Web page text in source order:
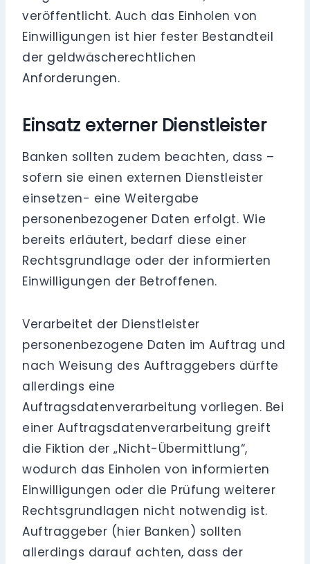
veröffentlicht. Auch das Einholen von
Einwilligungen ist hier fester Bestandteil
der geldwäscherechtlichen
Anforderungen.
Einsatz externer Dienstleister
Banken sollten zudem beachten, dass –
sofern sie einen externen Dienstleister
einsetzen- eine Weitergabe
personenbezogener Daten erfolgt. Wie
bereits erläutert, bedarf diese einer
Rechtsgrundlage oder der informierten
Einwilligungen der Betroffenen.
Verarbeitet der Dienstleister
personenbezogene Daten im Auftrag und
nach Weisung des Auftraggebers dürfte
allerdings eine
Auftragsdatenverarbeitung vorliegen. Bei
einer Auftragsdatenverarbeitung greift
die Fiktion der „Nicht-Übermittlung“,
wodurch das Einholen von informierten
Einwilligungen oder die Prüfung weiterer
Rechtsgrundlagen nicht notwendig ist.
Auftraggeber (hier Banken) sollten
allerdings darauf achten, dass der